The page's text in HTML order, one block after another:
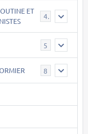
ET
40
5
8